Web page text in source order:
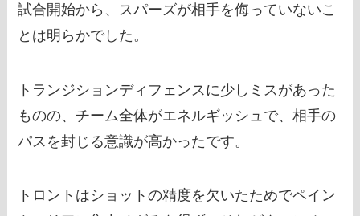
試合開始から、スパーズが相手を侮っていないこ
とは明らかでした。
トランジションディフェンスに少しミスがあった
ものの、チーム全体がエネルギッシュで、相手の
パスを封じる意識が高かったです。
トロントはショットの精度を欠いたためでペイン